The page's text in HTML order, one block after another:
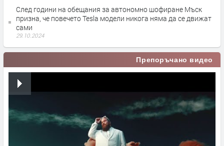
След години на обещания за автономно шофиране Мъск
призна, че повечето Tesla модели никога няма да се движат
сами
29.10.2024
Препоръчано видео